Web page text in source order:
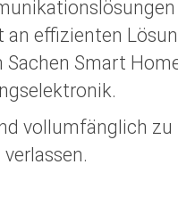
an effizienten
Smart
vollumfänglich